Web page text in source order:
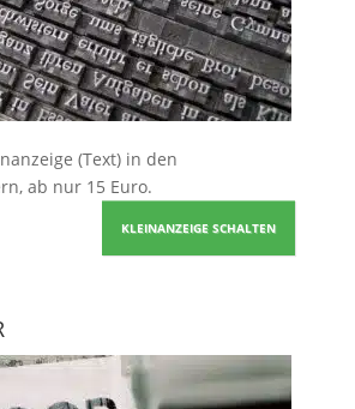
(Text) in den
ab nur 15 Euro.
KLEINANZEIGE SCHALTEN